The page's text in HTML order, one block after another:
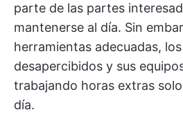
parte de las partes
mantenerse al día. Sin
herramientas adecuadas,
desapercibidos y sus
trabajando horas extras
día.